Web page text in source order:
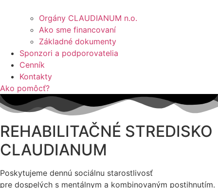
Orgány CLAUDIANUM n.o.
Ako sme financovaní
Základné dokumenty
Sponzori a podporovatelia
Cenník
Kontakty
Ako pomôcť?
REHABILITAČNÉ STREDISKO
CLAUDIANUM
Poskytujeme dennú sociálnu starostlivosť
pre dospelých s mentálnym a kombinovaným postihnutím.